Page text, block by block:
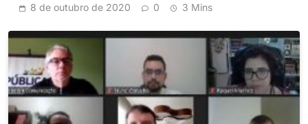
8 de outubro de 2020 0 3 Mins